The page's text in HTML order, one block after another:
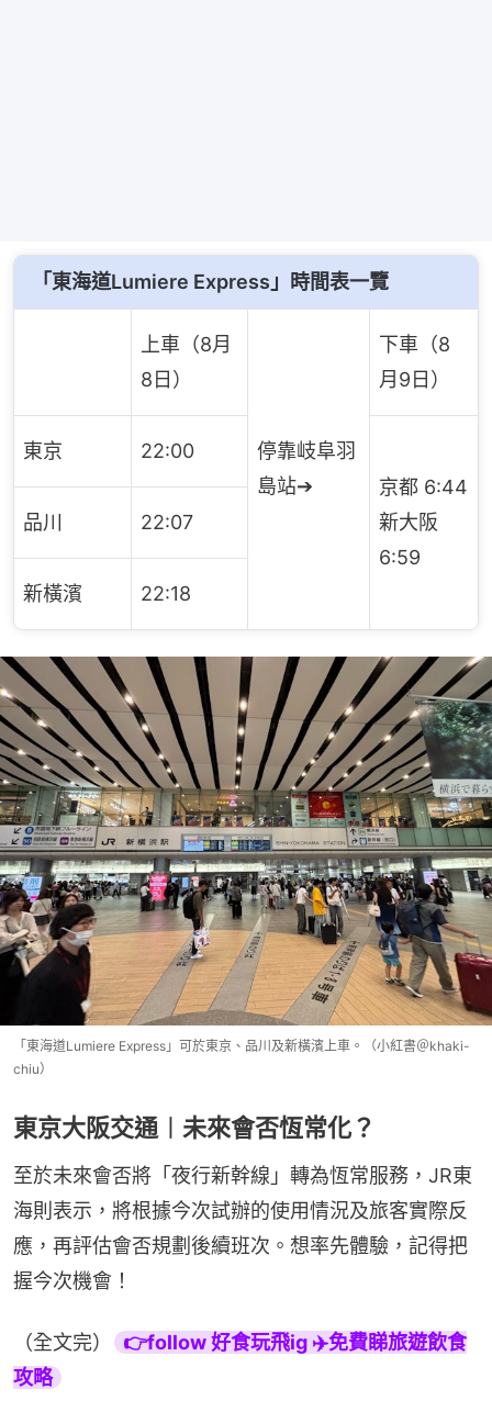
「東海道Lumiere Express」時間表一覽
上車（8月
8日）
停靠岐阜羽
島站➔
下車（8
月9日）
東京
22:00
京都 6:44
新大阪
6:59
品川 22:07
新橫濱 22:18
「東海道Lumiere Express」可於東京、品川及新橫濱上車。（小紅書＠khaki-
chiu）
東京大阪交通︱未來會否恆常化？
至於未來會否將「夜行新幹線」轉為恆常服務，JR東
海則表示，將根據今次試辦的使用情況及旅客實際反
應，再評估會否規劃後續班次。想率先體驗，記得把
握今次機會！
（全文完）
👉follow 好食玩飛ig ✈️免費睇旅遊飲食
攻略